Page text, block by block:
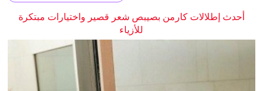
أحدث إطلالات كارمن بصيبص شعر قصير واختيارات مبتكرة
للأزياء